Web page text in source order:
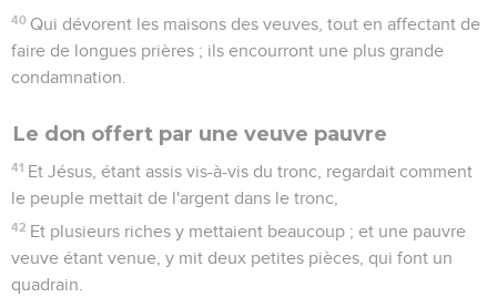
L'enseignement donné par le figuier
28 Apprenez ceci par la comparaison tirée du figuier : Quand
ses rameaux commencent à être tendres, et que ses feuilles
Vous de même quand vous verrez arriver ces choses,
sachez que le Fils de l'homme est proche et à la porte.
30 Je vous dis en vérité, que cette génération ne passera
point, que toutes ces choses n'arrivent.
31 Le ciel et la terre passeront ; mais mes paroles ne
passeront point.